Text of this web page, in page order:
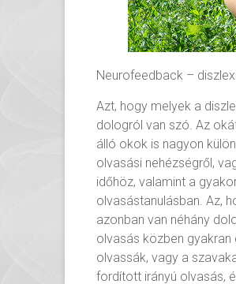
Neurofeedback –
Azt, hogy melyek a
dologról van szó. Az
álló okok is nagyon
olvasási nehézségről,
időhöz, valamint a
olvasástanulásban. Az,
azonban van néhány
olvasás közben
olvassák, vagy a
fordított irányú olvasás,